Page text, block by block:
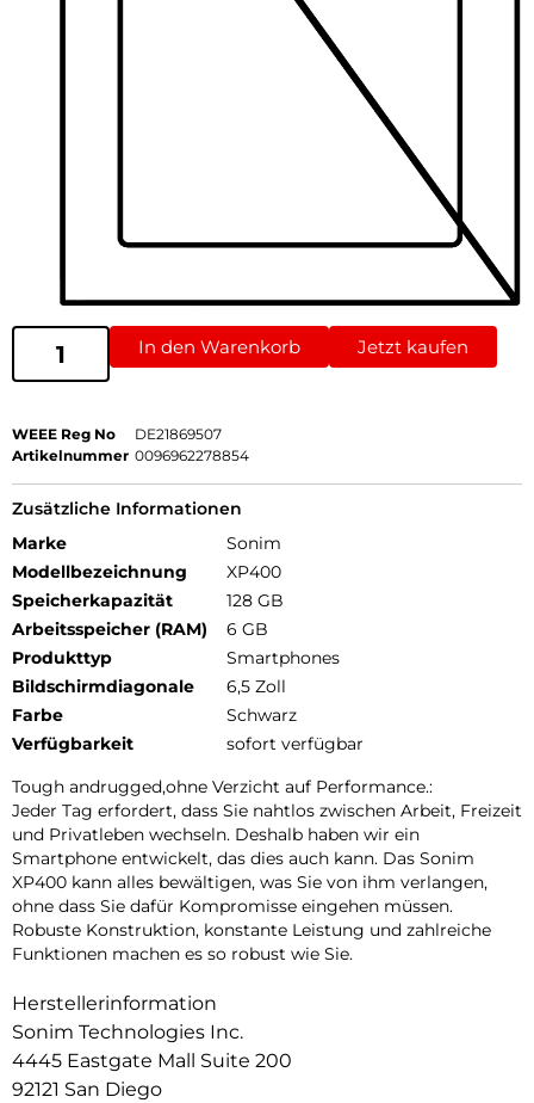
In den Warenkorb Jetzt kaufen
WEEE Reg No
DE21869507
Artikelnummer 0096962278854
Zusätzliche Informationen
Marke
Sonim
Modellbezeichnung
XP400
Speicherkapazität
128 GB
Arbeitsspeicher (RAM)
6 GB
Produkttyp
Smartphones
Bildschirmdiagonale
6,5 Zoll
Farbe
Schwarz
Verfügbarkeit
sofort verfügbar
Tough andrugged,ohne Verzicht auf Performance.:
Jeder Tag erfordert, dass Sie nahtlos zwischen Arbeit, Freizeit
und Privatleben wechseln. Deshalb haben wir ein
Smartphone entwickelt, das dies auch kann. Das Sonim
XP400 kann alles bewältigen, was Sie von ihm verlangen,
ohne dass Sie dafür Kompromisse eingehen müssen.
Robuste Konstruktion, konstante Leistung und zahlreiche
Funktionen machen es so robust wie Sie.
Herstellerinformation
Sonim Technologies Inc.
4445 Eastgate Mall Suite 200
92121 San Diego